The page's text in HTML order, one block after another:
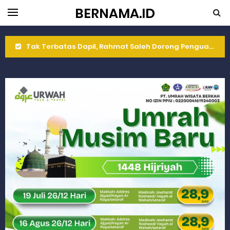
BERNAMA.ID
Rahmat Saleh Komitmen Penguatan Kapasitas Dai dan Akademisi
Gelar Musdalub, Ini Tujuan Partai Demokrat Sumbar
Wakili Gubernur Sumbar, Kabiro Kesra Hadiri dan Berikan Arahan pada MTQ Nasional ke-50 Tingkat Kec. Sungai Limau
RELIS KEJAKSAAN TINGGI SUMATERA BARAT
RELIS KEJAKSAAN TINGGI SUMATERA BARAT
RELIS KEJAKSAAN TINGGI SUMATERA BARAT
Peringati Hari Koperasi ke-79, Wagub Sumbar Dorong Koperasi Jadi Motor Penggerak Ekonomi Rakyat
Dilantik sebagai Ketua Umum Gema Keadilan, Rahmat Saleh Ajak Anak Muda Jadi Pemimpin Bangsa